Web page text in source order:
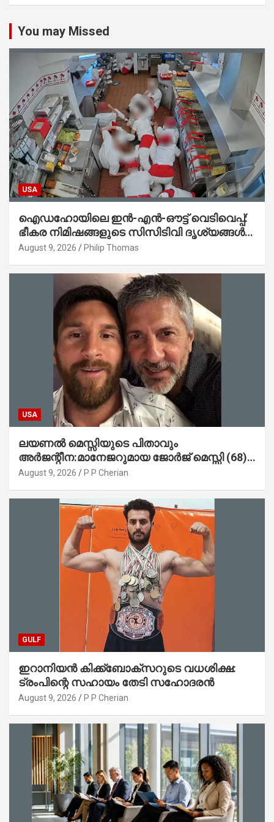
You may Missed
USA
ഐഡഹോയിലെ ഇൻ-എൻ-ഔട്ട് വെടിവെപ്പ്:
ഭീകര നിമിഷങ്ങളുടെ സിസിടിവി ദൃശ്യങ്ങൾ
പുറത്ത്; ആക്രമണത്തിന് പിന്നിലെ കാരണം
August 9, 2026 Philip Thomas
USA
ലയണൽ മെസ്സിയുടെ പിതാവും
അർജന്റീന:മാനേജറുമായ ജോർജ് മെസ്സി (68)
അന്തരിച്ചു
August 9, 2026 P P Cherian
GULF
ഇറാനിയൻ കിക്ക്ബോക്സറുടെ വധശിക്ഷ:
ട്രംപിന്റെ സഹായം തേടി സഹോദരൻ
August 9, 2026 P P Cherian